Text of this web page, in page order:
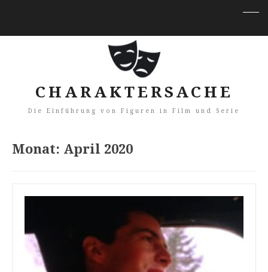
CHARAKTERSACHE
Die Einführung von Figuren in Film und Serie
Monat: April 2020